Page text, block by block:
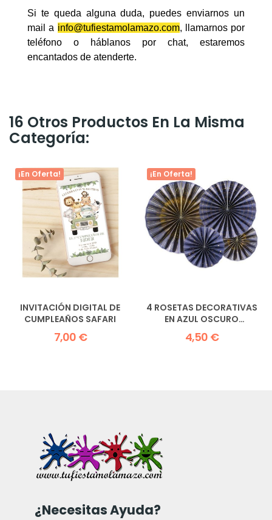
Si te queda alguna duda, puedes enviarnos un
mail a info@tufiestamolamazo.com, llamarnos por
teléfono o háblanos por chat, estaremos
encantados de atenderte.
16 Otros Productos En La Misma
Categoría:
¡En Oferta!
INVITACIÓN DIGITAL DE
CUMPLEAÑOS SAFARI
7,00 €
¡En Oferta!
4 ROSETAS DECORATIVAS
EN AZUL OSCURO
ELEGANTES
4,50 €
¿Necesitas Ayuda?